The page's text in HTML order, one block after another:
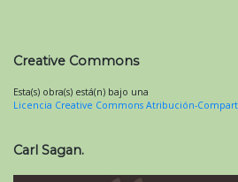
Creative Commons
Esta(s) obra(s) está(n) bajo una
Licencia Creative Commons Atribución-
Carl Sagan.